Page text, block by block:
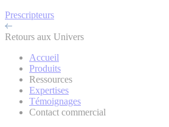
Prescripteurs
Retours aux Univers
Accueil
Produits
Ressources
Expertises
Témoignages
Contact commercial